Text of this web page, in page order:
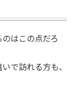
はこの点だろ
で訪れる方も、